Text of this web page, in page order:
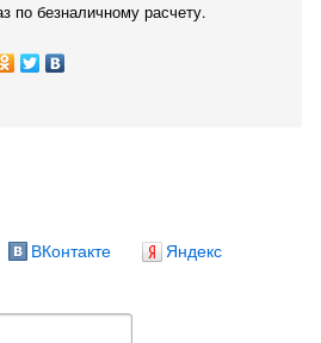
по безналичному расчету.
ВКонтакте Яндекс